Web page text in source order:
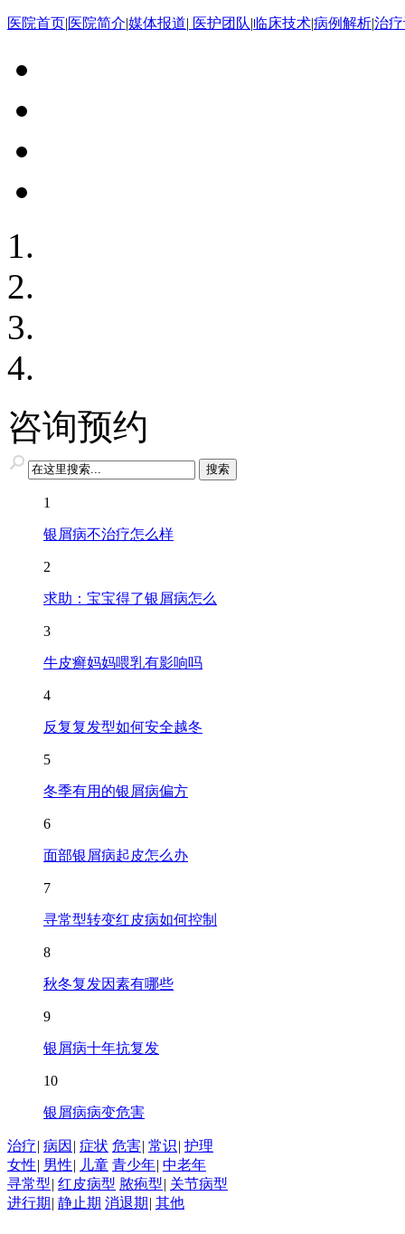
医院首页|医院简介|媒体报道| 医护团队|临床技术|病例解析|治
咨询预约
1
银屑病不治疗怎么样
2
求助：宝宝得了银屑病怎么
3
牛皮癣妈妈喂乳有影响吗
4
反复复发型如何安全越冬
5
冬季有用的银屑病偏方
6
面部银屑病起皮怎么办
7
寻常型转变红皮病如何控制
8
秋冬复发因素有哪些
9
银屑病十年抗复发
10
银屑病病变危害
治疗| 病因 | 症状 危害| 常识| 护理
女性| 男性| 儿童 青少年| 中老年
寻常型| 红皮病型 脓疱型| 关节病型
进行期 | 静止期 消退期 | 其他